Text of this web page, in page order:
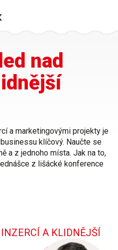
nad
a marketingovými projekty je
klíčový. Naučte se
a z jednoho místa. Jak na to,
z lišácké konference
A KLIDNĚJŠÍ